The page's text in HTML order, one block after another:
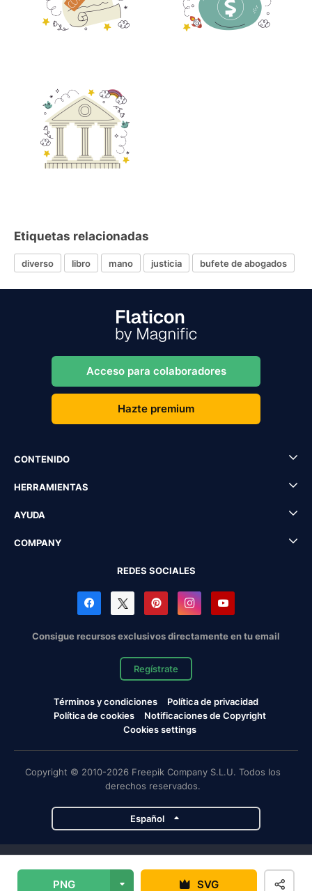
PNG SVG
Etiquetas relacionadas
diverso libro mano justicia bufete de abogados
Acceso para colaboradores
Hazte premium
CONTENIDO
HERRAMIENTAS
AYUDA
COMPANY
REDES SOCIALES
Consigue recursos exclusivos directamente en tu email
Regístrate
Términos y condiciones
Política de privacidad
Política de cookies
Notificaciones de Copyright
Cookies settings
Copyright © 2010-2026 Freepik Company S.L.U. Todos los
derechos reservados.
Español